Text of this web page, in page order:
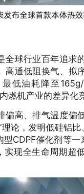
全球行业百年追求
高通低阻换气、拟
低油耗降至
燃机产业的差异化
偏高、排气温度偏
理论，发明低硅铝
型CDPF催化剂等
实现全生命周期超